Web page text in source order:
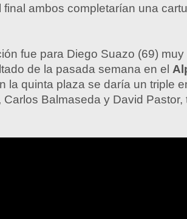
final ambos completarían una
fue para Diego Suazo (69) muy
de la pasada semana en el
la quinta plaza se daría un triple
Carlos Balmaseda y David